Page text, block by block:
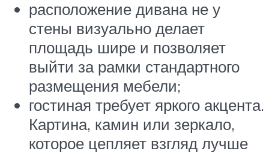
расположение дивана не у
стены визуально делает
площадь шире и позволяет
выйти за рамки стандартного
размещения мебели;
гостиная требует яркого акцента.
Картина, камин или зеркало,
которое цепляет взгляд лучше